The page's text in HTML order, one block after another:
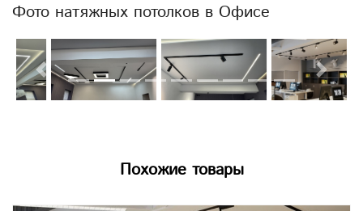
Фото натяжных потолков в Офисе
Previous Next
Похожие товары